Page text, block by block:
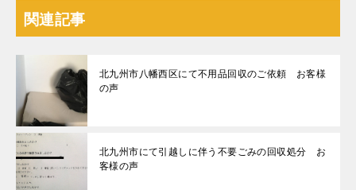
関連記事
北九州市八幡西区にて不用品回収のご依頼 お客様
の声
北九州市にて引越しに伴う不要ごみの回収処分 お
客様の声